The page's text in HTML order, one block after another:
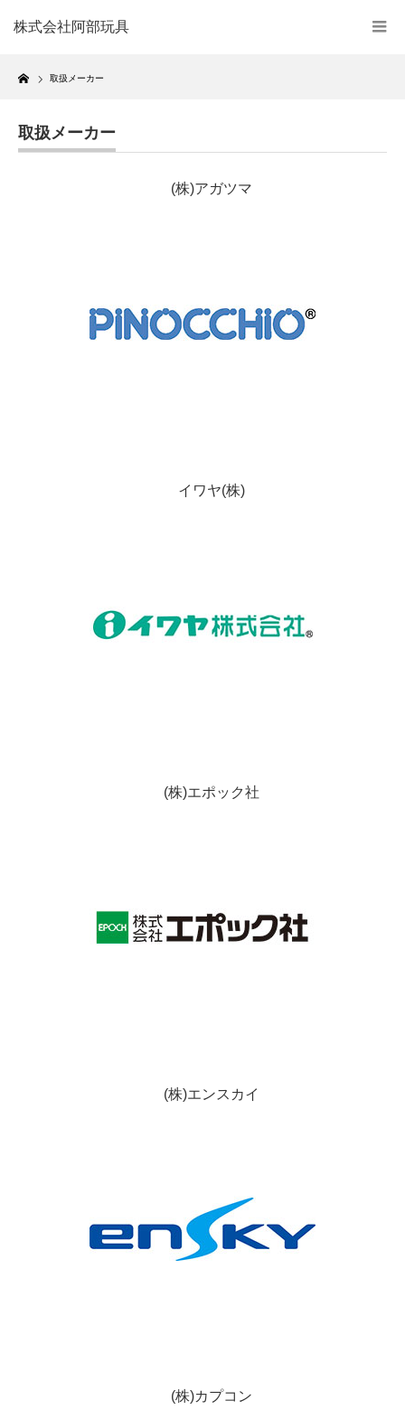
株式会社阿部玩具
Home
取扱メーカー
取扱メーカー
(株)アガツマ
イワヤ(株)
(株)エポック社
(株)エンスカイ
(株)カプコン